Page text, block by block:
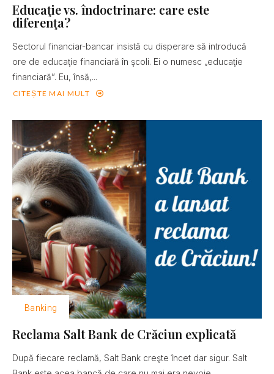
Educaţie vs. îndoctrinare: care este
diferenţa?
Sectorul financiar-bancar insistă cu disperare să introducă
ore de educaţie financiară în şcoli. Ei o numesc „educaţie
financiară”. Eu, însă,...
CITEȘTE MAI MULT
Banking
Reclama Salt Bank de Crăciun explicată
După fiecare reclamă, Salt Bank creşte încet dar sigur. Salt